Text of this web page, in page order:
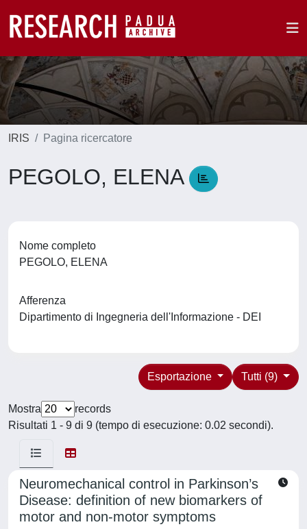
IRIS Pagina ricercatore
PEGOLO, ELENA
Nome completo
PEGOLO, ELENA
Afferenza
Dipartimento di Ingegneria dell'Informazione - DEI
Tutti (9)
Esportazione
Mostra
records
Risultati 1 - 9 di 9 (tempo di esecuzione: 0.02 secondi).
Neuromechanical control in Parkinson’s
Disease: definition of new biomarkers of
motor and non-motor symptoms